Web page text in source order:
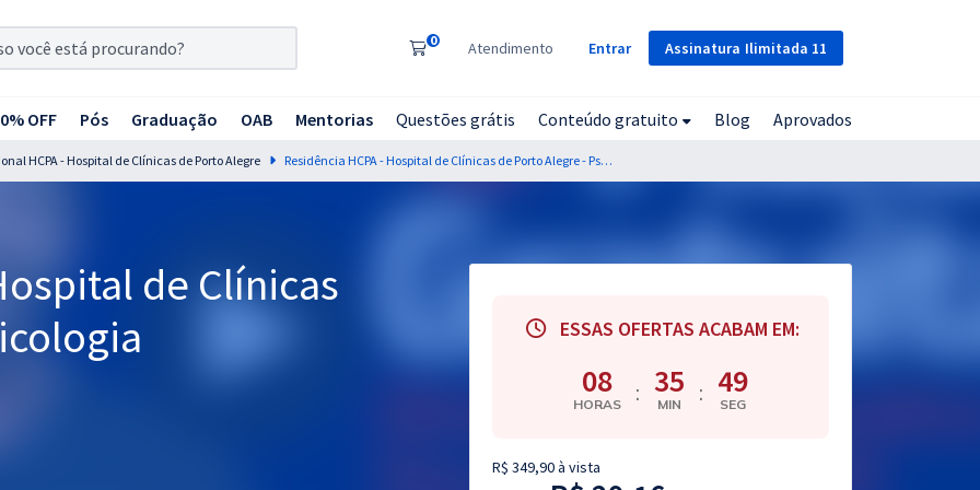
Assinatura Ilimitada 11
0 Atendimento Entrar
OFF Pós Graduação OAB Mentorias Questões grátis Conteúdo gratuito Blog Aprovados
HCPA - Hospital de Clínicas de Porto Alegre Residência HCPA - Hospital de Clínicas de Porto Alegre - Psicologia
de Clínicas
ESSAS OFERTAS ACABAM EM:
08
HORAS : 35
MIN : 48
SEG
R$ 349,90 à vista